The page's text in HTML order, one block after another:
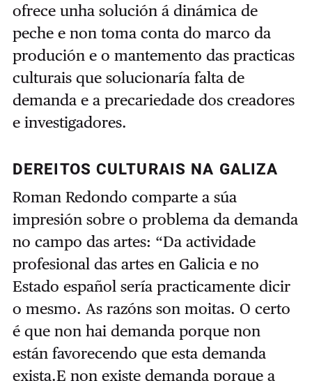
ofrece unha solución á dinámica de
peche e non toma conta do marco da
produción e o mantemento das practicas
culturais que solucionaría falta de
demanda e a precariedade dos creadores
e investigadores.
DEREITOS CULTURAIS NA GALIZA
Roman Redondo comparte a súa
impresión sobre o problema da demanda
no campo das artes: “Da actividade
profesional das artes en Galicia e no
Estado español sería practicamente dicir
o mesmo. As razóns son moitas. O certo
é que non hai demanda porque non
están favorecendo que esta demanda
exista.E non existe demanda porque a